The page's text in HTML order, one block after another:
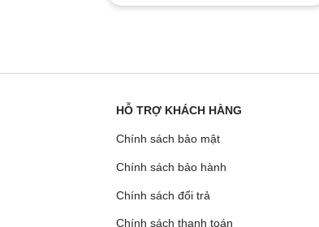
HỖ TRỢ KHÁCH HÀNG
Chính sách bảo mật
Chính sách bảo hành
Chính sách đổi trả
Chính sách thanh toán